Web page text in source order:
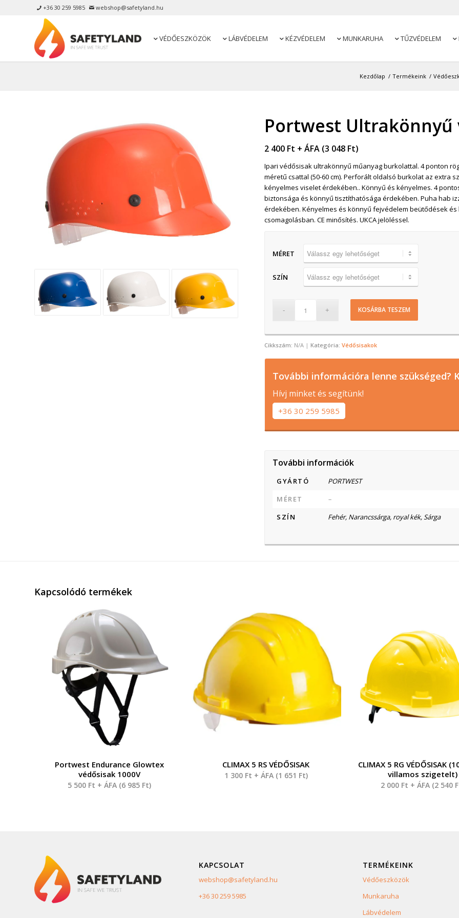
 +36 30 259 5985  webshop@safetyland.hu
 VÉDŐESZKÖZÖK  LÁBVÉDELEM  KÉZVÉDELEM  MUNKARUHA  TŰZVÉDELEM 
Kezdőlap / Termékeink /
Portwest Ultrakönnyű
2 400 Ft + ÁFA (3 048 Ft)
Ipari védősisak ultrakönnyű műanyag burkolattal. 4 ponton
méretű csattal (50-60 cm). Perforált oldalsó burkolat az
kényelmes viselet érdekében.. Könnyű és kényelmes. 4
biztonsága és könnyű tisztíthatósága érdekében. Puha hab
érdekében. Kényelmes és könnyű fejvédelem beütődések
csomagolásban. CE minősítés. UKCA jelöléssel.
MÉRET
SZÍN
KOSÁRBA TESZEM
Cikkszám: N/A Kategória:Védősisakok
További információra lenne szükséged?
Hívj minket és segítünk!
+36 30 259 5985
További információk
GYÁRTÓ
PORTWEST
MÉRET
–
SZÍN
Fehér, Narancssárga, royal kék, Sárga
Kapcsolódó termékek
Portwest Endurance Glowtex
védősisak 1000V
5 500 Ft + ÁFA (6 985 Ft)
CLIMAX 5 RS VÉDŐSISAK
1 300 Ft + ÁFA (1 651 Ft)
CLIMAX 5 RG VÉDŐSISAK
villamos szigetelt)
2 000 Ft + ÁFA (2 540
KAPCSOLAT
webshop@safetyland.hu
+36 30 259 5985
TERMÉKEINK
Védőeszközök
Munkaruha
Lábvédelem